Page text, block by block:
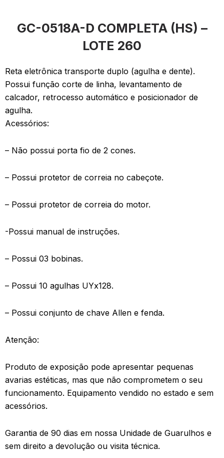
GC-0518A-D COMPLETA (HS) –
LOTE 260
Reta eletrônica transporte duplo (agulha e dente).
Possui função corte de linha, levantamento de
calcador, retrocesso automático e posicionador de
agulha.
Acessórios:
– Não possui porta fio de 2 cones.
– Possui protetor de correia no cabeçote.
– Possui protetor de correia do motor.
-Possui manual de instruções.
– Possui 03 bobinas.
– Possui 10 agulhas UYx128.
– Possui conjunto de chave Allen e fenda.
Atenção:
Produto de exposição pode apresentar pequenas
avarias estéticas, mas que não comprometem o seu
funcionamento. Equipamento vendido no estado e sem
acessórios.
Garantia de 90 dias em nossa Unidade de Guarulhos e
sem direito a devolução ou visita técnica.